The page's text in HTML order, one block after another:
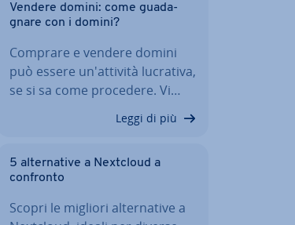
Vendere domini: come gua­da­
gna­re con i domini?
Comprare e vendere domini
può essere un'at­ti­vi­tà lucrativa,
se si sa come procedere. Vi…
Leggi di più
5 al­ter­na­ti­ve a Nextcloud a
confronto
Scopri le migliori al­ter­na­ti­ve a